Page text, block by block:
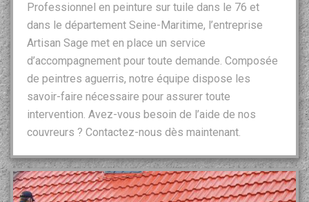
Professionnel en peinture sur tuile dans le 76 et
dans le département Seine-Maritime, l’entreprise
Artisan Sage met en place un service
d’accompagnement pour toute demande. Composée
de peintres aguerris, notre équipe dispose les
savoir-faire nécessaire pour assurer toute
intervention. Avez-vous besoin de l’aide de nos
couvreurs ? Contactez-nous dès maintenant.